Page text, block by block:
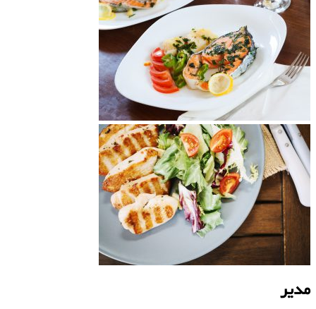
مدیر